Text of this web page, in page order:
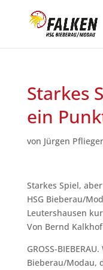
Starkes
ein
von Jürgen
Starkes Spiel,
HSG Bieberau/
Leutershausen
Von Bernd Kalkhof
GROSS-
Bieberau/Modau,